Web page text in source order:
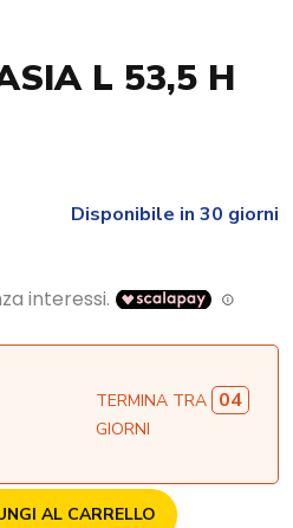
L 53,5 H
Disponibile in 30 giorni
TERMINA TRA 04
GIORNI
AL CARRELLO